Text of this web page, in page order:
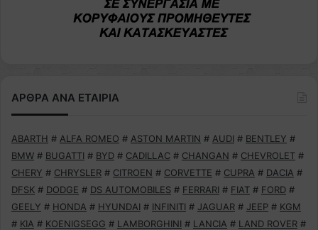
ΑΡΘΡΑ ΑΝΑ ΕΤΑΙΡΙΑ
ABARTH # ALFA ROMEO # ASTON MARTIN # AUDI # BENTLEY #
BMW # BUGATTI # BYD # CADILLAC # CHANGAN # CHEVROLET #
CHERY # CHRYSLER # CITROEN # CORVETTE # CUPRA # DACIA #
DFSK # DODGE # DS AUTOMOBILES # FERRARI # FIAT # FORD #
GEELY # HONDA # HYUNDAI # INFINITI # JAGUAR # JEEP # KGM
# KIA # KOENIGSEGG # LAMBORGHINI # LANCIA # LAND ROVER #